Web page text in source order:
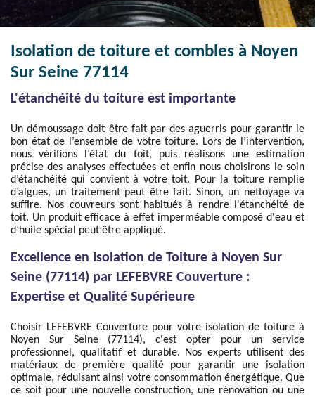
Isolation de toiture et combles à Noyen
Sur Seine 77114
L'étanchéité du toiture est importante
Un démoussage doit être fait par des aguerris pour garantir le
bon état de l’ensemble de votre toiture. Lors de l’intervention,
nous vérifions l’état du toit, puis réalisons une estimation
précise des analyses effectuées et enfin nous choisirons le soin
d’étanchéité qui convient à votre toit. Pour la toiture remplie
d’algues, un traitement peut être fait. Sinon, un nettoyage va
suffire. Nos couvreurs sont habitués à rendre l'étanchéité de
toit. Un produit efficace à effet imperméable composé d'eau et
d’huile spécial peut être appliqué.
Excellence en Isolation de Toiture à Noyen Sur
Seine (77114) par LEFEBVRE Couverture :
Expertise et Qualité Supérieure
Choisir LEFEBVRE Couverture pour votre isolation de toiture à
Noyen Sur Seine (77114), c'est opter pour un service
professionnel, qualitatif et durable. Nos experts utilisent des
matériaux de première qualité pour garantir une isolation
optimale, réduisant ainsi votre consommation énergétique. Que
ce soit pour une nouvelle construction, une rénovation ou une